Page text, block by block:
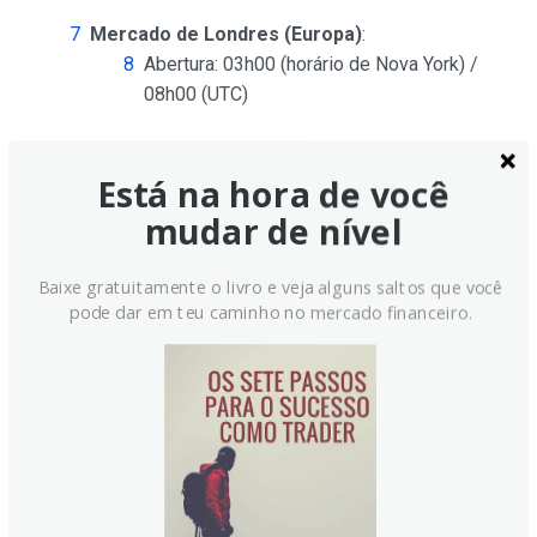
Mercado de Londres (Europa):
Abertura: 03h00 (horário de Nova York) /
08h00 (UTC)
Fechamento: 12h00 (horário de Nova York) /
17h00 (UTC)
Mercado de Nova York (América do Norte)
13h00 (UTC)
22h00 (UTC)
Sobreposições e Volatilidade:
A natureza global do mercado Forex significa que há
Está na hora de você
mudar de nível
Baixe gratuitamente o livro e veja alguns saltos que você
pode dar em teu caminho no mercado financeiro.